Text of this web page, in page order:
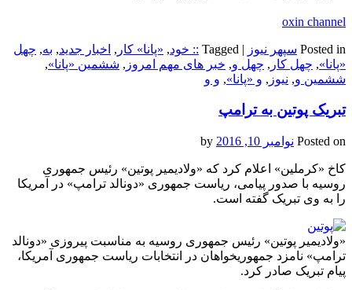
oxin channel
Posted in سپهر نیوز Tagged :: خود, «پانا» کار , اخبار جدید, به, چهل
«پانا», چهل کار , چهل و, خبر های مهم امروز , ششمین «پانا»,
ششمین و, نیوز , و «پانا», و و
تبریک پوتین به ترامپ
Posted on نوامبر 10, 2016
کاخ «کرملین» اعلام کرد که «ولادیمیر پوتین» رئیس جمهوری
روسیه با صدور پیامی، ریاست جمهوری «دونالد ترامپ» در آمریکا
را به وی تبریک گفته است.
«ولادیمیر پوتین» رئیس جمهوری روسیه به مناسبت پیروزی «دونالد
ترامپ» نامزد جمهوریخواهان در انتخابات ریاست جمهوری آمریکا،
پیام تبریک صادر کرد.